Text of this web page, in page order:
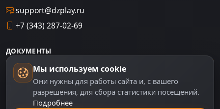
support@dzplay.ru
+7 (343) 287-02-69
ДОКУМЕНТЫ
Пользовательское соглашение
Политика персональных данных
Правила оплаты
Мы используем cookie
Они нужны для работы сайта и, с вашего
разрешения, для сбора статистики посещений.
Подробнее